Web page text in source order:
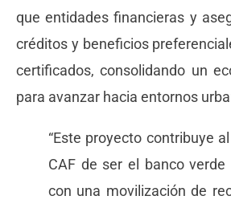
que entidades financieras y
créditos y beneficios
certificados, consolidando un
para avanzar hacia entornos
“Este proyecto contribuye
CAF de ser el banco verde
con una movilización de